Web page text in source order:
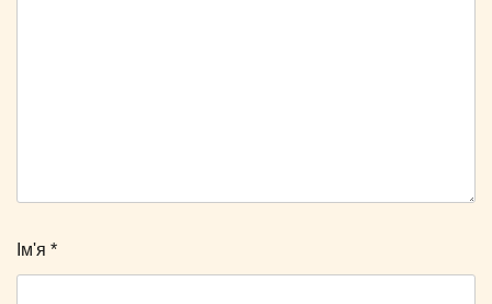
Ім'я *